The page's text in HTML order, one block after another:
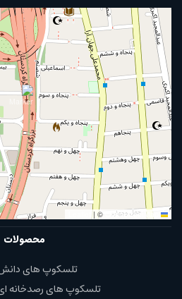
| © OpenStreetMap
محصولات
تلسکوپ های
تلسکوپ های رصدخانه